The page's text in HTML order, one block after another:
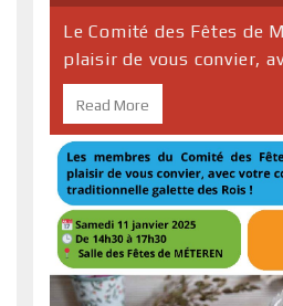
Le Comité des Fêtes de
plaisir de vous convier,
Read More